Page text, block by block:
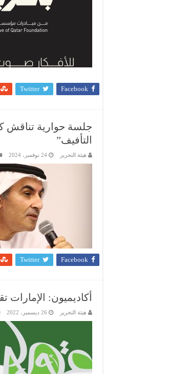
Facebook
Twitter
جلسة حوارية تناقش
التأفيف”
هيئة التحرير 24 نوفمبر، 2024
Facebook
Twitter
أكاديميون: الإمارات
هيئة التحرير 26 ديسمبر، 2022